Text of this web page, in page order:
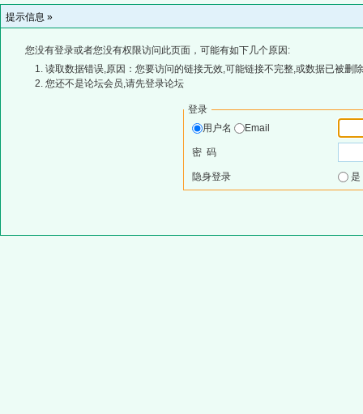
提示信息 »
您没有登录或者您没有权限访问此页面，可能有如下几个原因:
读取数据错误,原因：您要访问的链接无效,可能链接不完整,或数据已被删
您还不是论坛会员,请先登录论坛
登录
用户名
Email
密 码
隐身登录